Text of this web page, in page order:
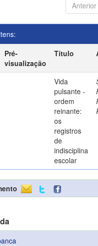
Anterior
Pré-
visualização
Título
Vida
pulsante -
ordem
reinante:
os
registros
de
indisciplina
escolar